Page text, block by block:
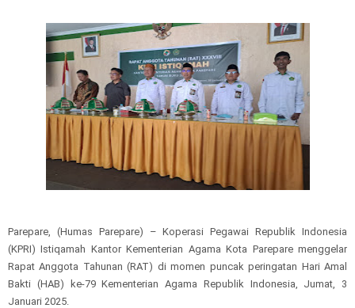
Parepare, (Humas Parepare) – Koperasi Pegawai Republik Indonesia
(KPRI) Istiqamah Kantor Kementerian Agama Kota Parepare menggelar
Rapat Anggota Tahunan (RAT) di momen puncak peringatan Hari Amal
Bakti (HAB) ke-79 Kementerian Agama Republik Indonesia, Jumat, 3
Januari 2025.